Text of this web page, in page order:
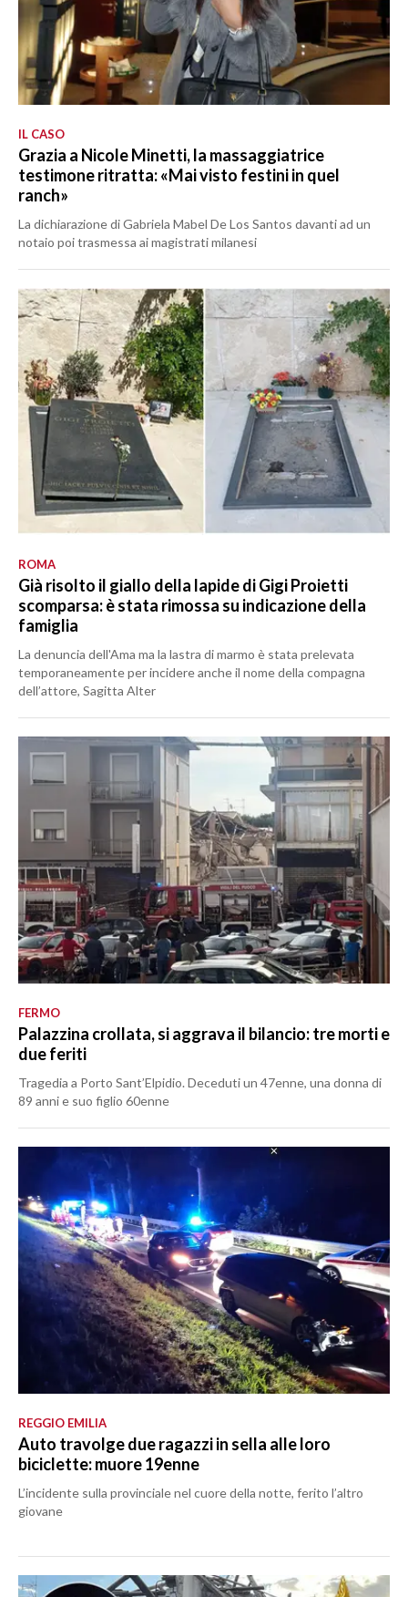
IL CASO
Grazia a Nicole Minetti, la massaggiatrice
testimone ritratta: «Mai visto festini in quel
ranch»
La dichiarazione di Gabriela Mabel De Los Santos davanti ad un
notaio poi trasmessa ai magistrati milanesi
ROMA
Già risolto il giallo della lapide di Gigi Proietti
scomparsa: è stata rimossa su indicazione della
famiglia
La denuncia dell'Ama ma la lastra di marmo è stata prelevata
temporaneamente per incidere anche il nome della compagna
dell’attore, Sagitta Alter
FERMO
Palazzina crollata, si aggrava il bilancio: tre morti e
due feriti
Tragedia a Porto Sant’Elpidio. Deceduti un 47enne, una donna di
89 anni e suo figlio 60enne
REGGIO EMILIA
Auto travolge due ragazzi in sella alle loro
biciclette: muore 19enne
L’incidente sulla provinciale nel cuore della notte, ferito l’altro
giovane